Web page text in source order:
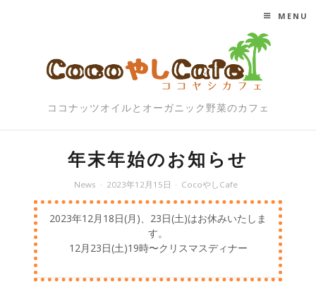
ココナッツオイルとオーガニック野菜のカフェ
MENU
年末年始のお知らせ
News 2023年12月15日 CocoやしCafe
2023年12月18日(月)、23日(土)はお休みいたしま
す。
12月23日(土)19時〜クリスマスディナー